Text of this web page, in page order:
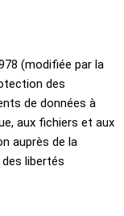
(modifiée par la
des
de données à
aux fichiers et aux
auprès de la
libertés